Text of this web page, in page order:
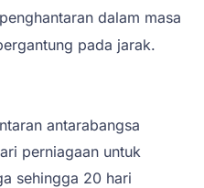
dalam masa
pada jarak.
antarabangsa
perniagaan untuk
sehingga 20 hari